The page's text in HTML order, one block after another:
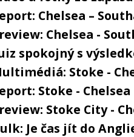
Chelsea –
Chelsea -
spokojný s
Stoke -
Stoke - Chelsea
Stoke City -
Je čas jít do